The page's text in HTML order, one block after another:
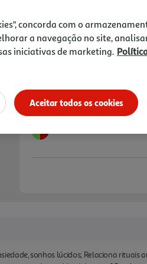
15,98 €
Notas de preparação
sonhos lúcidos; Relaciona rituais
concorda com o
a navegação no site,
iniciativas de marketing.
Aceitar todos os cookies